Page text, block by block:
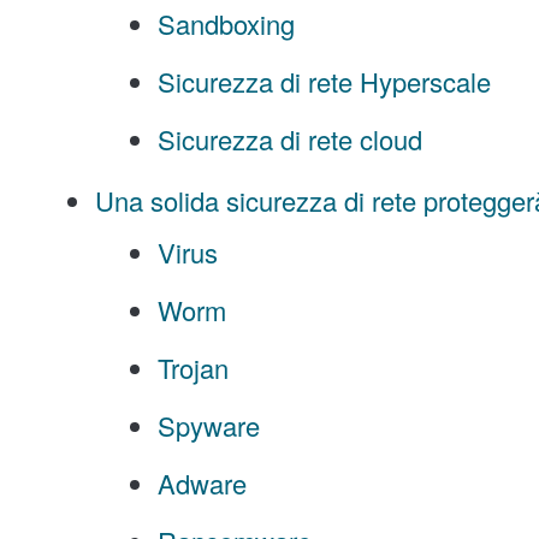
Sandboxing
Sicurezza di rete Hyperscale
Sicurezza di rete cloud
Una solida sicurezza di rete
Virus
Worm
Trojan
Spyware
Adware